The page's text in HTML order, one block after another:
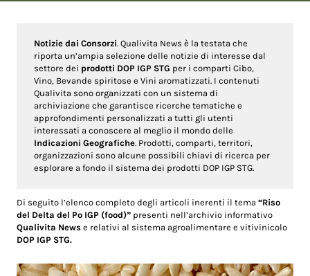
Notizie dai Consorzi. Qualivita News è la testata che
riporta un’ampia selezione delle notizie di interesse dal
settore dei prodotti DOP IGP STG per i comparti Cibo,
Vino, Bevande spiritose e Vini aromatizzati. I contenuti
Qualivita sono organizzati con un sistema di
archiviazione che garantisce ricerche tematiche e
approfondimenti personalizzati a tutti gli utenti
interessati a conoscere al meglio il mondo delle
Indicazioni Geografiche. Prodotti, comparti, territori,
organizzazioni sono alcune possibili chiavi di ricerca per
esplorare a fondo il sistema dei prodotti DOP IGP STG.
Di seguito l’elenco completo degli articoli inerenti il tema“Riso
del Delta del Po IGP (food)” presenti nell’archivio informativo
Qualivita News e relativi al sistema agroalimentare e vitivinicolo
DOP IGP STG.